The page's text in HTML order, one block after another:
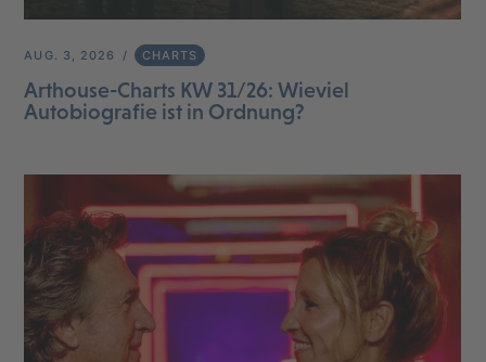
AUG. 3, 2026 CHARTS
Arthouse-Charts KW 31/26: Wieviel
Autobiografie ist in Ordnung?